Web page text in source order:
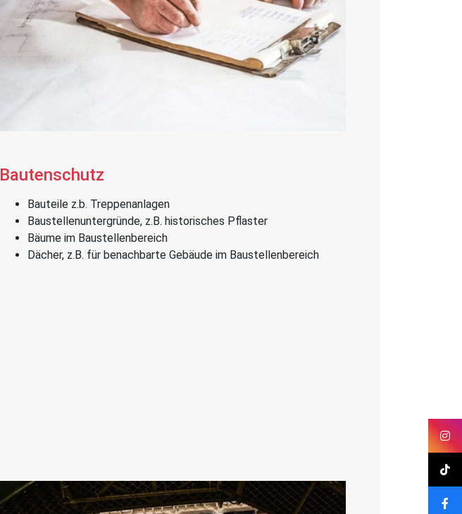
Bautenschutz
Bauteile z.b. Treppenanlagen
Baustellenuntergründe, z.B. historisches Pflaster
Bäume im Baustellenbereich
Dächer, z.B. für benachbarte Gebäude im Baustellenbereich